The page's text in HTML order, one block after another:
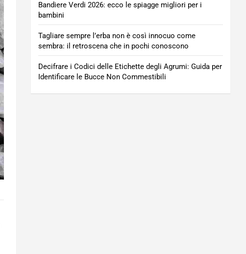
Bandiere Verdi 2026: ecco le spiagge migliori per i
bambini
Tagliare sempre l’erba non è così innocuo come
sembra: il retroscena che in pochi conoscono
Decifrare i Codici delle Etichette degli Agrumi: Guida per
Identificare le Bucce Non Commestibili